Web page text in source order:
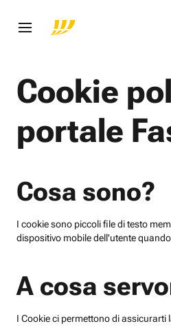
Cookie
portale
Cosa sono?
I cookie sono piccoli file di testo
dispositivo mobile dell'utente
A cosa
I Cookie ci permettono di assicurarti